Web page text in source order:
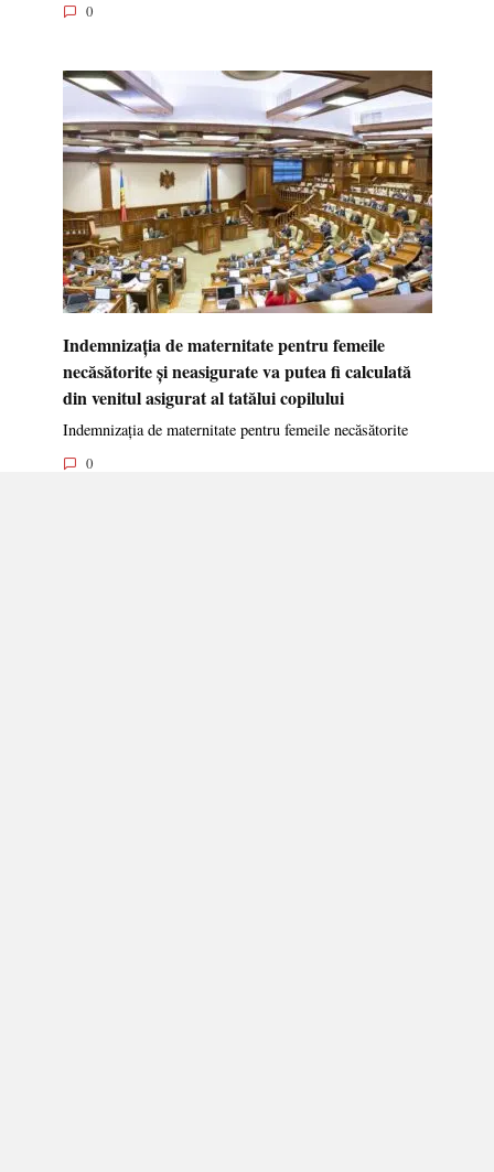
0
Indemnizația de maternitate pentru femeile
necăsătorite și neasigurate va putea fi calculată
din venitul asigurat al tatălui copilului
Indemnizația de maternitate pentru femeile necăsătorite
0